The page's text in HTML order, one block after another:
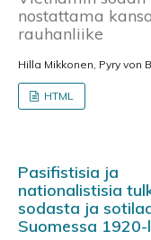
nostattama
rauhanliike
Hilla Mikkonen, Pyry von
HTML
Pasifistisia ja
nationalistisia
sodasta ja
Suomessa 1920-